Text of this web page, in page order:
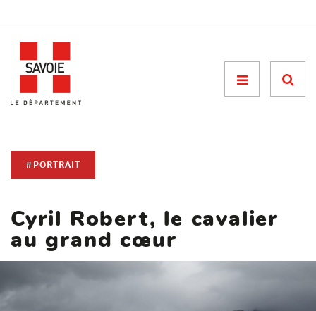
Menu

#PORTRAIT
Cyril Robert, le cavalier
au grand cœur